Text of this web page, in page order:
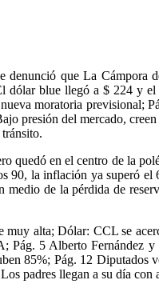
que La Cámpora
blue llegó a $ 224 y
moratoria previsional;
del mercado, creen
tránsito.
en el centro de la
la inflación ya superó el
de la pérdida de
alta; Dólar: CCL se
5 Alberto Fernández y
85%; Pág. 12
padres llegan a su día